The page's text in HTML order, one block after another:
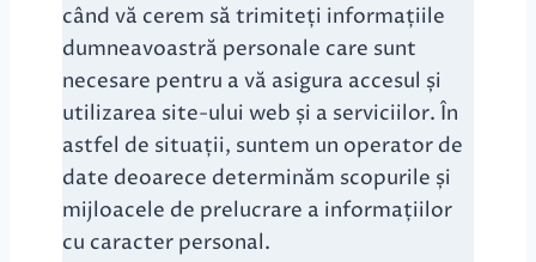
când vă cerem să trimiteți informațiile
dumneavoastră personale care sunt
necesare pentru a vă asigura accesul și
utilizarea site-ului web și a serviciilor. În
astfel de situații, suntem un operator de
date deoarece determinăm scopurile și
mijloacele de prelucrare a informațiilor
cu caracter personal.